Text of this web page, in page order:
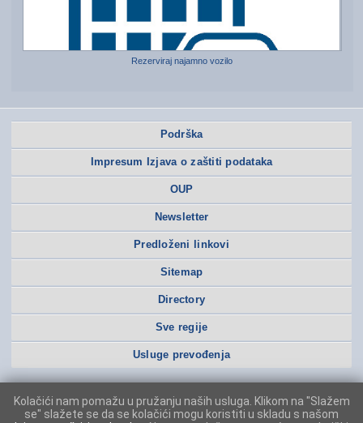
Rezerviraj najamno vozilo
Podrška
Impresum Izjava o zaštiti podataka
OUP
Newsletter
Predloženi linkovi
Sitemap
Directory
Sve regije
Usluge prevođenja
Kolačići nam pomažu u pružanju naših usluga. Klikom na "Slažem
se" slažete se da se kolačići mogu koristiti u skladu s našom